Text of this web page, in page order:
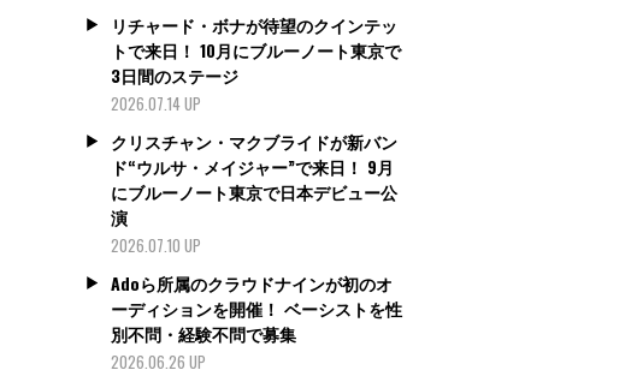
リチャード・ボナが待望のクインテッ
トで来日！ 10月にブルーノート東京で
3日間のステージ
2026.07.14 UP
クリスチャン・マクブライドが新バン
ド“ウルサ・メイジャー”で来日！ 9月
にブルーノート東京で日本デビュー公
演
2026.07.10 UP
Adoら所属のクラウドナインが初のオ
ーディションを開催！ ベーシストを性
別不問・経験不問で募集
2026.06.26 UP